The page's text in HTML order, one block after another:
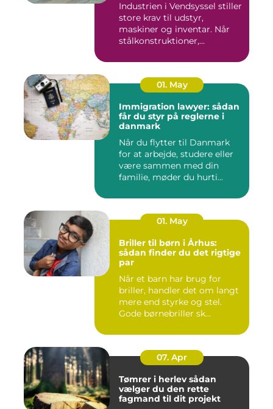
Industrien i Vendsyssel stiller
store krav til udstyr,
maskiner og inventar. Når
stålkonstruktioner,...
01. May
Immigration lawyer: sådan
får du styr på reglerne i
danmark
Når du flytter til Danmark
for at arbejde, studere eller
være sammen med din
familie, møder du hurti...
01. May
Briller til børn i Århus:
sådan finder du det rigtige
par
Når et barn har brug for
briller, handler det om langt
mere end styrke og stel.
Gode børnebriller sk...
07. Apr
Tømrer i herlev sådan
vælger du den rette
fagmand til dit projekt